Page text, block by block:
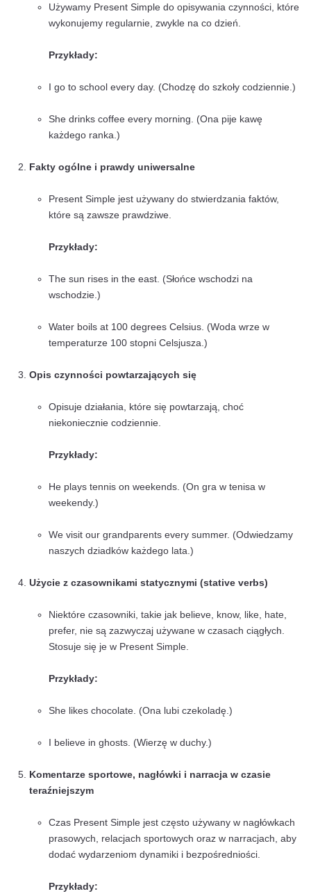
poprawny sposób. Dzięki temu nauka języka
Zacznijmy więc od podstaw i dowiedzmy się, kiedy
Present Simple kiedy używamy?
języku angielskim. Poniżej przedstawiamy
wykonujemy regularnie, zwykle na co dzień.
Przykłady:
I go to school every day. (Chodzę do szkoły
She drinks coffee every morning. (Ona pije
Fakty ogólne i prawdy uniwersalne
które są zawsze prawdziwe.
Przykłady:
wschodzie.)
Water boils at 100 degrees Celsius. (Woda
temperaturze 100 stopni Celsjusza.)
Opis czynności powtarzających się
niekoniecznie codziennie.
Przykłady:
He plays tennis on weekends. (On gra w
weekendy.)
We visit our grandparents every summer.